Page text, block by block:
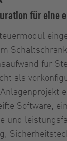
für eine
für
als
Software,
und